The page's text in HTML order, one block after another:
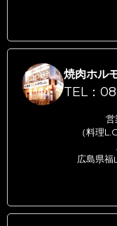
焼肉ホル
TEL：
営
（料理
広島県福